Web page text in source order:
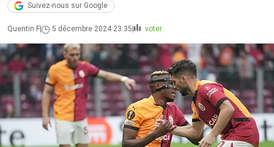
Suivez-nous sur Google
Quentin F 5 décembre 2024 23:35 voter